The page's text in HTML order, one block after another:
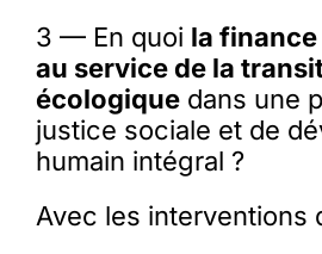
3 — En quoi la
au service de la
écologiquedans une
justice sociale et de
humain intégral ?
Avec les interventions